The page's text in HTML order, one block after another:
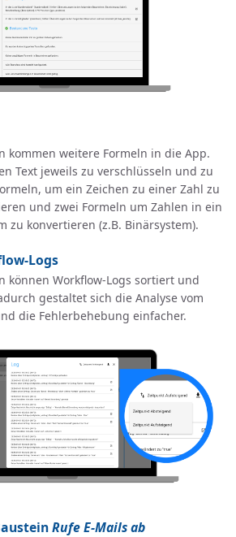
kommen weitere Formeln in die App.
Text jeweils zu verschlüsseln und zu
um ein Zeichen zu einer Zahl zu
und zwei Formeln um Zahlen in ein
zu konvertieren (z.B. Binärsystem).
Logs
können Workflow-Logs sortiert und
gestaltet sich die Analyse vom
die Fehlerbehebung einfacher.
Rufe E-Mails ab